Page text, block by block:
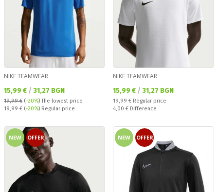
NIKE TEAMWEAR
Текуща цена:
15,99 € / 31,27 BGN
19,99 € (-20%)The lowest price
Regular price:
19,99 € (-20%) Regular price
NIKE TEAMWEAR
Текуща цена:
15,99 € / 31,27 BGN
Regular price:
19,99 € Regular price
Спестявате:
4,00 € Difference
NEW OFFER NEW OFFER